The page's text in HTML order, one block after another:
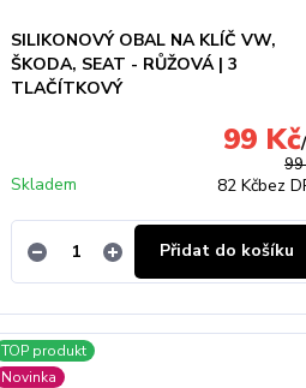
SILIKONOVÝ OBAL NA KLÍČ VW,
ŠKODA, SEAT - RŮŽOVÁ | 3
TLAČÍTKOVÝ
99
99 Kč/
82 Kčbez
Skladem
Přidat do košíku
TOP produkt
Novinka